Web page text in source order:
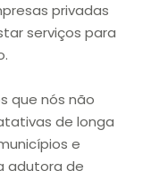
privadas
serviços para
que nós não
de longa
e
adutora de